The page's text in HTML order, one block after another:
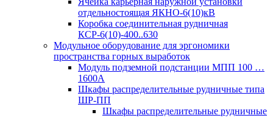
отдельностоящая ЯКНО-6(10)кВ
Коробка соединительная рудничная
КСР-6(10)-400..630
Модульное оборудование для эргономики
пространства горных выработок
Модуль подземной подстанции МПП 100 …
1600А
Шкафы распределительные рудничные типа
ШР-ПП
Шкафы распределительные рудничные